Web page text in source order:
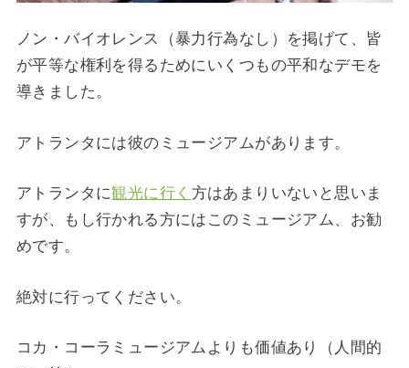
ノン・バイオレンス（暴力行為なし）を掲げて、皆
が平等な権利を得るためにいくつもの平和なデモを
導きました。­
アトランタには彼のミュージアムがあります。
アトランタに観光に行く 方はあまりいないと思いま
すが、もし行かれる方にはこのミュージアム、お勧
めです。
絶対に行ってください。
コカ・コーラミュージアムよりも価値あり（人間的